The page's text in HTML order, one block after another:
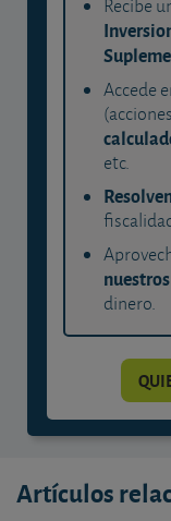
Recibe
Accede
etc.
dinero.
Artículos